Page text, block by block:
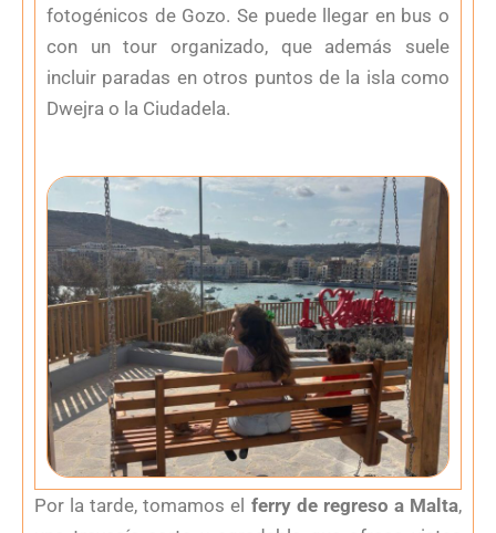
fotogénicos de Gozo. Se puede llegar en bus o
con un tour organizado, que además suele
incluir paradas en otros puntos de la isla como
Dwejra o la Ciudadela.
Por la tarde, tomamos el ferry de regreso a Malta,